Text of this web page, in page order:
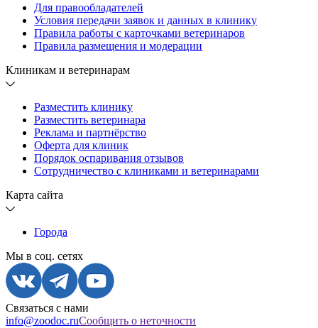
Для правообладателей
Условия передачи заявок и данных в клинику
Правила работы с карточками ветеринаров
Правила размещения и модерации
Клиникам и ветеринарам
Разместить клинику
Разместить ветеринара
Реклама и партнёрство
Оферта для клиник
Порядок оспаривания отзывов
Сотрудничество с клиниками и ветеринарами
Карта сайта
Города
Мы в соц. сетях
Связаться с нами
info@zoodoc.ruСообщить о неточности